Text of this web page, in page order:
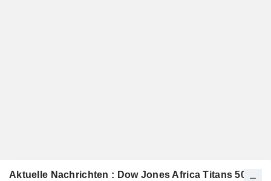
Aktuelle Nachrichten : Dow Jones Africa Titans 50